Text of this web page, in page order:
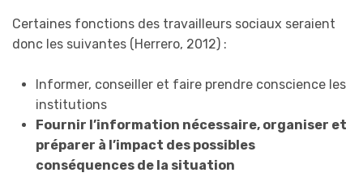
Certaines fonctions des travailleurs sociaux seraient
donc les suivantes (Herrero, 2012) :
Informer, conseiller et faire prendre conscience les
institutions
Fournir l’information nécessaire, organiser et
préparer à l’impact des possibles
conséquences de la situation